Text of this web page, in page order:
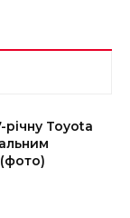
річну Toyota